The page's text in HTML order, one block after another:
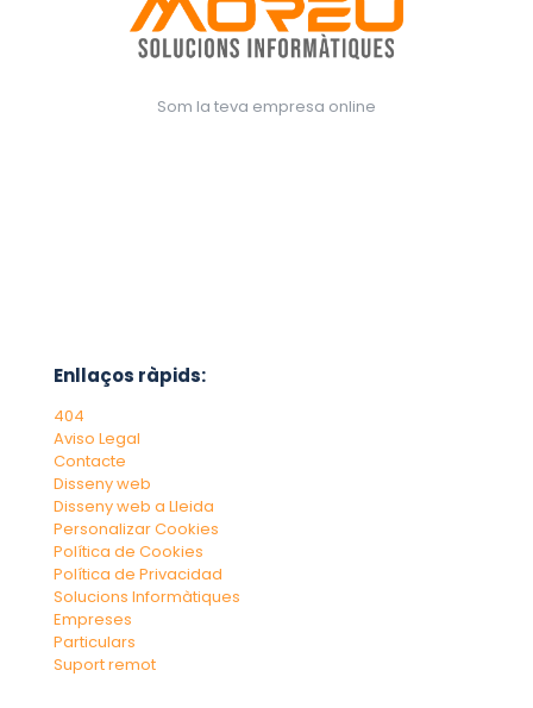
Som la teva empresa online
Enllaços ràpids:
404
Aviso Legal
Contacte
Disseny web
Disseny web a Lleida
Personalizar Cookies
Política de Cookies
Política de Privacidad
Solucions Informàtiques
Empreses
Particulars
Suport remot